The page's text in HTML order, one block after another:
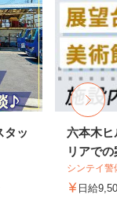
タッ
六本木ヒ
リアで
シンテイ
日給